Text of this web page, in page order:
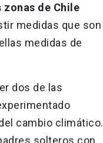
de Chile
medidas que son
medidas de
dos de las
cambio climático.
solteros con